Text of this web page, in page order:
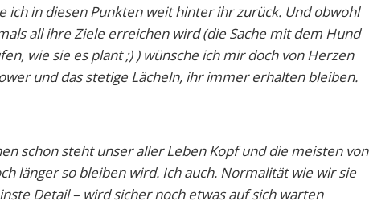
ich in diesen Punkten weit hinter ihr zurück. Und obwohl
all ihre Ziele erreichen wird (die Sache mit dem Hund
wie sie es plant ;) ) wünsche ich mir doch von Herzen
und das stetige Lächeln, ihr immer erhalten bleiben.
schon steht unser aller Leben Kopf und die meisten von
länger so bleiben wird. Ich auch. Normalität wie wir sie
Detail – wird sicher noch etwas auf sich warten